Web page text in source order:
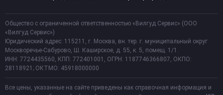
Общество с ограниченной ответственностью «Вилгуд Сервис» (ООО
«Вилгуд Сервис»)
Юридический адрес: 115211, г. Москва, вн. тер. г. муниципальный округ
Москворечье-Сабурово, Ш. Каширское, д. 55, к. 5, помещ. 1/1.
ИНН: 7724435560, КПП: 772401001, ОГРН: 1187746366807, ОКПО:
28118921; ОКТМО: 45918000000
Все цены, указанные на сайте приведены как справочная информация и